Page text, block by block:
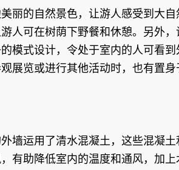
丽的自然景色，让游人感受到大
人可在树荫下野餐和休憩。另外，
模式设计，令处于室内的人可看到
展览或进行其他活动时，也有置身
墙运用了清水混凝土，这些混凝
有助降低室内的温度和通风，加